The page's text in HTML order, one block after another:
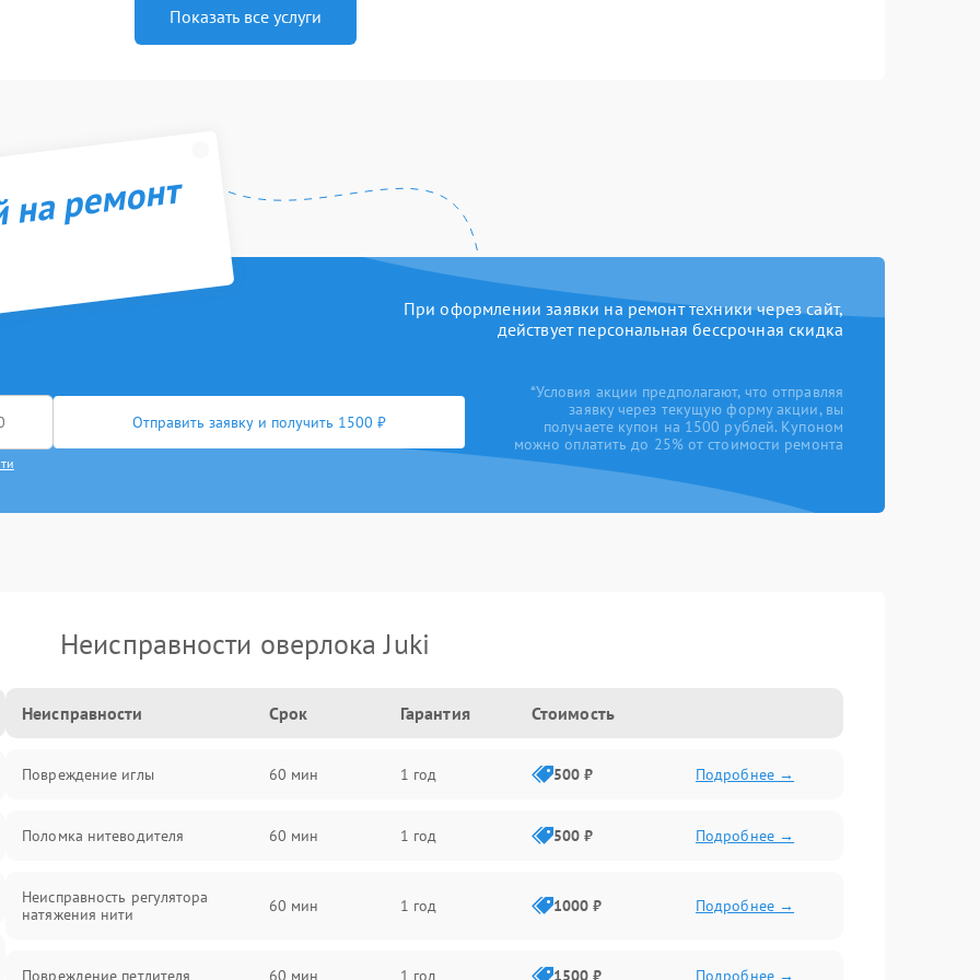
Показать все услуги
ремонт
При оформлении заявки на ремонт техники через сайт,
действует персональная бессрочная скидка
Отправить заявку и получить 1500 ₽
*Условия акции предполагают, что отправляя
заявку через текущую форму акции, вы
получаете купон на 1500 рублей. Купоном
можно оплатить до 25% от стоимости ремонта
Неисправности оверлока Juki
Неисправности Срок Гарантия Стоимость
Повреждение иглы 60 мин 1 год 500 ₽ Подробнее →
Поломка нитеводителя 60 мин 1 год 500 ₽ Подробнее →
Неисправность регулятора
натяжения нити
60 мин 1 год 1000 ₽ Подробнее →
Повреждение петлителя 60 мин 1 год 1500 ₽ Подробнее →